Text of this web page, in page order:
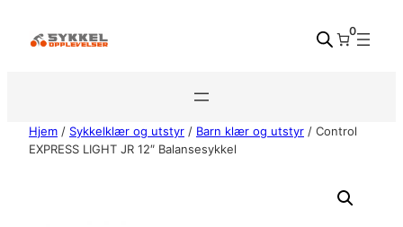
0
Hjem / Sykkelklær og utstyr / Barn klær og utstyr / Control
EXPRESS LIGHT JR 12″ Balansesykkel